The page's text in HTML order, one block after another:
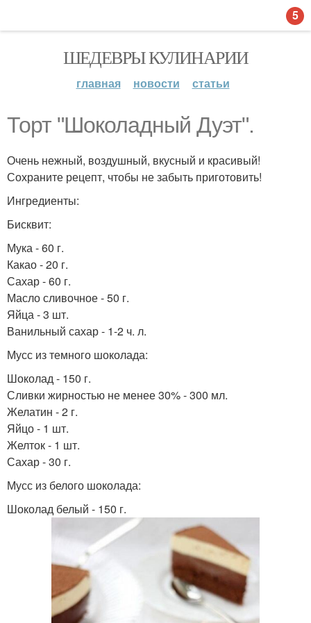
ШЕДЕВРЫ КУЛИНАРИИ
главная новости статьи
Торт "Шоколадный Дуэт".
Очень нежный, воздушный, вкусный и красивый!
Сохраните рецепт, чтобы не забыть приготовить!
Ингредиенты:
Бисквит:
Мука - 60 г.
Какао - 20 г.
Сахар - 60 г.
Масло сливочное - 50 г.
Яйца - 3 шт.
Ванильный сахар - 1-2 ч. л.
Мусс из темного шоколада:
Шоколад - 150 г.
Сливки жирностью не менее 30% - 300 мл.
Желатин - 2 г.
Яйцо - 1 шт.
Желток - 1 шт.
Сахар - 30 г.
Мусс из белого шоколада:
Шоколад белый - 150 г.
5